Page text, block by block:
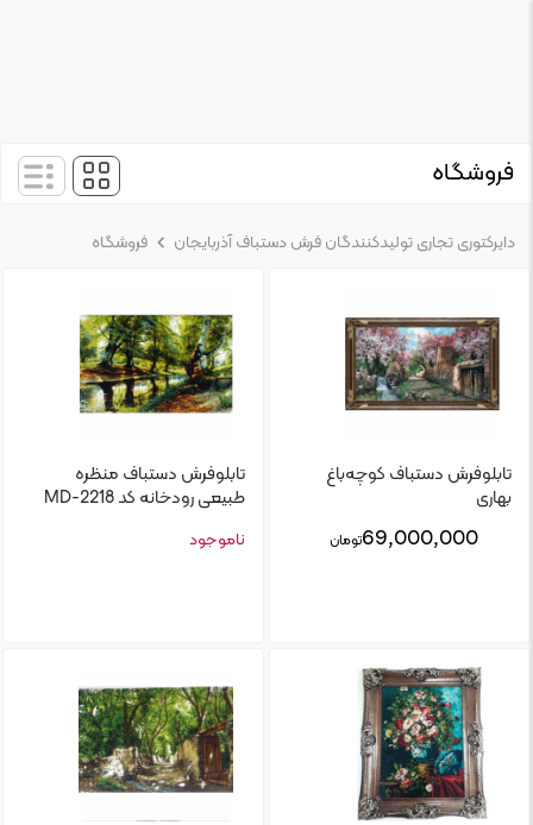
فروشگاه
دایرکتوری تجاری تولیدکنندگان فرش دستباف آذربایجان فروشگاه
تابلو‌فرش دستباف کوچه‌باغ
بهاری
69,000,000تومان
تابلوفرش دستباف منظره
طبیعی رودخانه کد MD-2218
ناموجود